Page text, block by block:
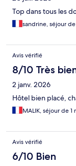
Top dans tous les
sandrine, séjour
Avis vérifié
8/10 Très
2 janv. 2026
Hôtel bien placé,
MALIK, séjour de 1
Avis vérifié
6/10 Bien